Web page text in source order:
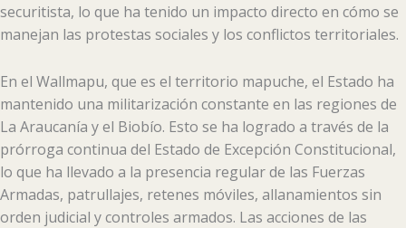
securitista, lo que ha tenido un impacto directo en cómo se
manejan las protestas sociales y los conflictos territoriales.
En el Wallmapu, que es el territorio mapuche, el Estado ha
mantenido una militarización constante en las regiones de
La Araucanía y el Biobío. Esto se ha logrado a través de la
prórroga continua del Estado de Excepción Constitucional,
lo que ha llevado a la presencia regular de las Fuerzas
Armadas, patrullajes, retenes móviles, allanamientos sin
orden judicial y controles armados. Las acciones de las